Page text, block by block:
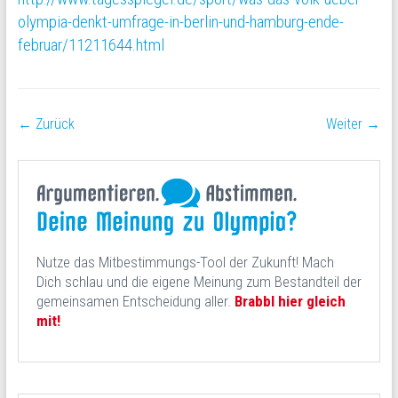
olympia-denkt-umfrage-in-berlin-und-hamburg-ende-
februar/11211644.html
← Zurück Weiter →
Nutze das Mitbestimmungs-Tool der Zukunft! Mach
Dich schlau und die eigene Meinung zum Bestandteil der
gemeinsamen Entscheidung aller. Brabbl hier gleich
mit!